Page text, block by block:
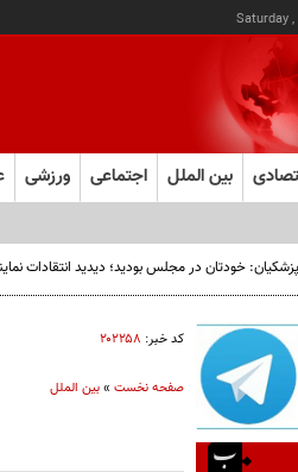
Saturday
بین الملل اجتماعی ورزشی
خودتان در مجلس بودید؛ دیدید انتقادات
کد خبر: ۲۰۲۲۵۸
صفحه نخست»بین الملل